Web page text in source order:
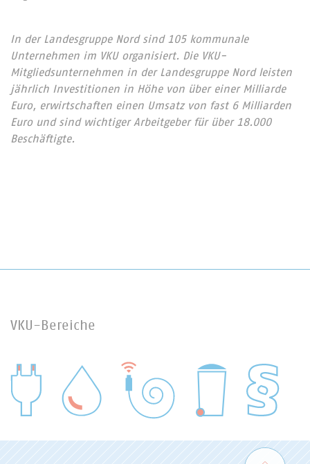
In der Landesgruppe Nord sind 105 kommunale
Unternehmen im VKU organisiert. Die VKU-
Mitgliedsunternehmen in der Landesgruppe Nord leisten
jährlich Investitionen in Höhe von über einer Milliarde
Euro, erwirtschaften einen Umsatz von fast 6 Milliarden
Euro und sind wichtiger Arbeitgeber für über 18.000
Beschäftigte.
VKU-Bereiche
WASSER/ABWASSER
Zum